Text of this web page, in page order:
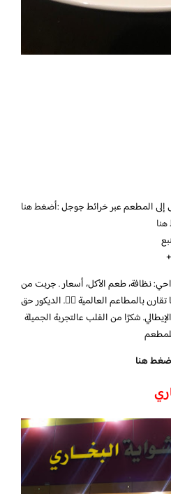
إلى المطعم عبر خرائط جوجل :أضغط هنا
نظافة، طعم الأكل، أسعار . جربت من
بالمطاعم العالمية 👍🏻. الديكور حق
شكرًا من القلب عالتجربة الجميلة
هنا